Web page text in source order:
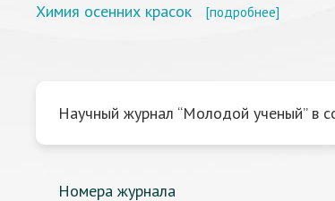
Химия осенних красок [подробнее]
Научный журнал “Молодой ученый” в
Номера журнала